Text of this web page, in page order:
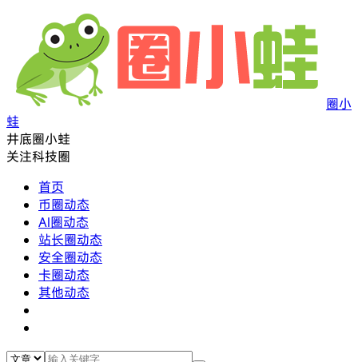
圈小
蛙
井底圈小蛙
关注科技圈
首页
币圈动态
AI圈动态
站长圈动态
安全圈动态
卡圈动态
其他动态